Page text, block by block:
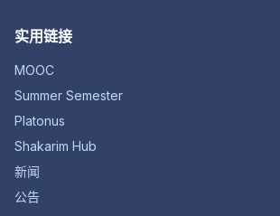
实用链接
MOOC
Summer Semester
Platonus
Shakarim Hub
新闻
公告